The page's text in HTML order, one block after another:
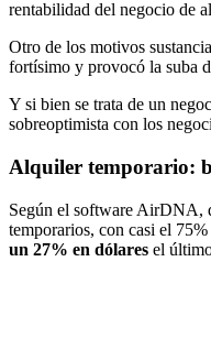
rentabilidad del negocio de
Otro de los motivos
fortísimo y provocó la suba
Y si bien se trata de un
sobreoptimista con los
Alquiler temporario:
Según el software AirDNA,
temporarios, con casi el
un 27% en dólares el